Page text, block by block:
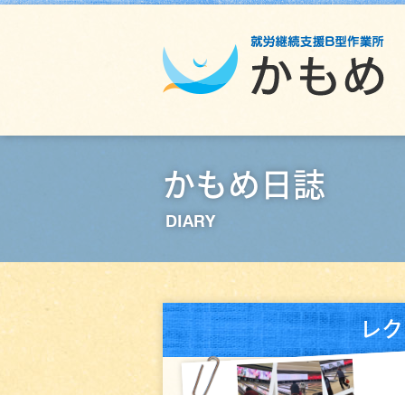
かもめ日誌
DIARY
レ